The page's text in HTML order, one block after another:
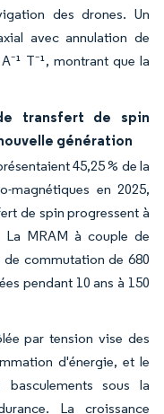
des drones. Un
avec annulation de
T⁻¹, montrant que la
transfert de spin
génération
45,25 % de la
magnétiques en 2025,
de spin progressent à
La MRAM à couple de
commutation de 680
pendant 10 ans à 150
par tension vise des
d'énergie, et le
sous la
La croissance